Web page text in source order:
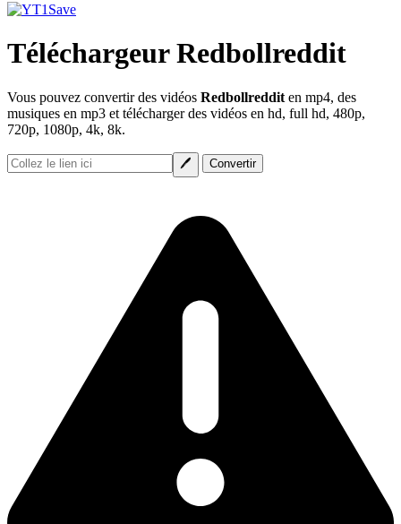
Téléchargeur Redbollreddit
Vous pouvez convertir des vidéos Redbollreddit en mp4, des
musiques en mp3 et télécharger des vidéos en hd, full hd, 480p,
720p, 1080p, 4k, 8k.